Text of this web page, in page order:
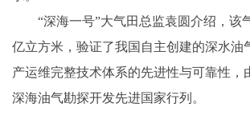
“深海一号”大气田总监袁圆介绍，该
亿立方米，验证了我国自主创建的深水油
产运维完整技术体系的先进性与可靠性，
深海油气勘探开发先进国家行列。